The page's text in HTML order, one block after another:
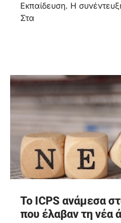
Εκπαίδευση. Η
Στα
To ICPS ανάμεσα
που έλαβαν τη νέα